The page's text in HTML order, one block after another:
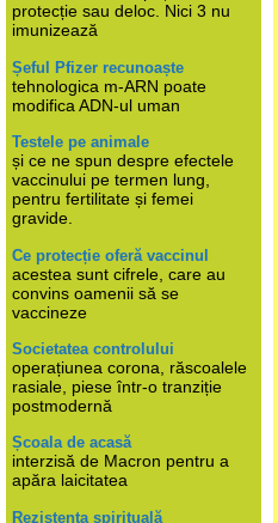
protecție sau deloc. Nici 3 nu
imunizează
Șeful Pfizer recunoaște
tehnologica m-ARN poate
modifica ADN-ul uman
Testele pe animale
și ce ne spun despre efectele
vaccinului pe termen lung,
pentru fertilitate și femei
gravide.
Ce protecție oferă vaccinul
acestea sunt cifrele, care au
convins oamenii să se
vaccineze
Societatea controlului
operațiunea corona, răscoalele
rasiale, piese într-o tranziție
postmodernă
Școala de acasă
interzisă de Macron pentru a
apăra laicitatea
Rezistența spirituală